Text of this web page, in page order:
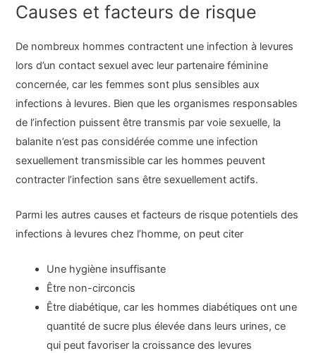
Causes et facteurs de risque
De nombreux hommes contractent une infection à levures
lors d’un contact sexuel avec leur partenaire féminine
concernée, car les femmes sont plus sensibles aux
infections à levures. Bien que les organismes responsables
de l’infection puissent être transmis par voie sexuelle, la
balanite n’est pas considérée comme une infection
sexuellement transmissible car les hommes peuvent
contracter l’infection sans être sexuellement actifs.
Parmi les autres causes et facteurs de risque potentiels des
infections à levures chez l’homme, on peut citer
Une hygiène insuffisante
Être non-circoncis
Être diabétique, car les hommes diabétiques ont une
quantité de sucre plus élevée dans leurs urines, ce
qui peut favoriser la croissance des levures